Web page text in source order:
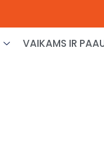
VAIKAMS IR